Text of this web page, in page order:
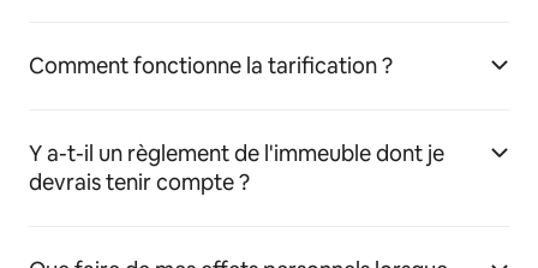
Comment fonctionne la tarification ?
Y a-t-il un règlement de l'immeuble dont je
devrais tenir compte ?